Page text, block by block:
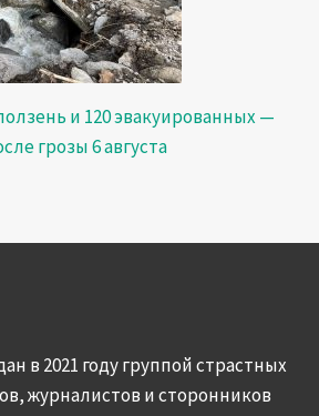
и 120 эвакуированных —
грозы 6 августа
в 2021 году группой страстных
журналистов и сторонников